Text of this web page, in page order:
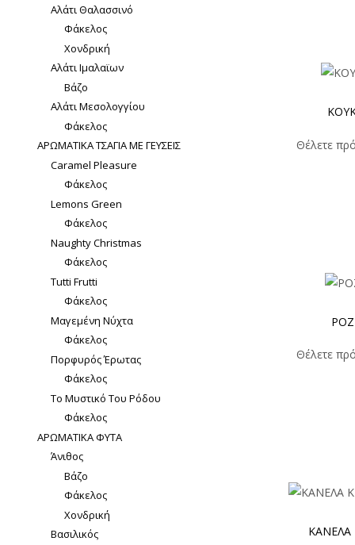
Θέλετε
ΡΟΖ
Θέλετε
ΚΑΝΕΛΑ
Αλάτι Θαλασσινό
Φάκελος
Χονδρική
Αλάτι Ιμαλαϊων
Βάζο
Αλάτι Μεσολογγίου
Φάκελος
ΑΡΩΜΑΤΙΚΑ ΤΣΑΓΙΑ ΜΕ ΓΕΥΣΕΙΣ
Caramel Pleasure
Φάκελος
Lemons Green
Φάκελος
Naughty Christmas
Φάκελος
Tutti Frutti
Φάκελος
Μαγεμένη Νύχτα
Φάκελος
Πορφυρός Έρωτας
Φάκελος
Το Μυστικό Του Ρόδου
Φάκελος
ΑΡΩΜΑΤΙΚΑ ΦΥΤΑ
Άνιθος
Βάζο
Φάκελος
Χονδρική
Βασιλικός